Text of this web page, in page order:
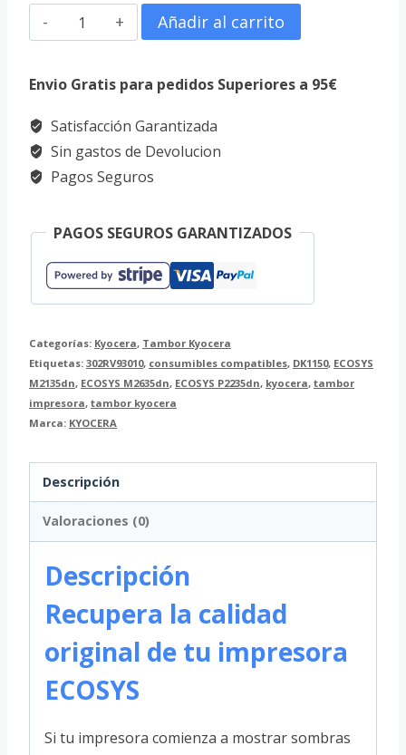
Tambor
de
Imagen
Kyocera
DK1150
Negro
ECOSYS
cantidad
Añadir al carrito
Envio Gratis para pedidos Superiores a 95€
Satisfacción Garantizada
Sin gastos de Devolucion
Pagos Seguros
PAGOS SEGUROS GARANTIZADOS
Categorías: Kyocera, Tambor Kyocera
Etiquetas: 302RV93010, consumibles compatibles, DK1150, ECOSYS
M2135dn, ECOSYS M2635dn, ECOSYS P2235dn, kyocera, tambor
impresora, tambor kyocera
Marca: KYOCERA
Descripción
Valoraciones (0)
Descripción
Recupera la calidad
original de tu impresora
ECOSYS
Si tu impresora comienza a mostrar sombras